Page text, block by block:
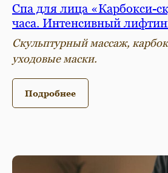
Спа для лица «Карбокси-
часа. Интенсивный
Скульптурный массаж,
уходовые маски.
Подробнее